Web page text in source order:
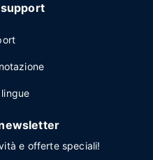
e offerte speciali!